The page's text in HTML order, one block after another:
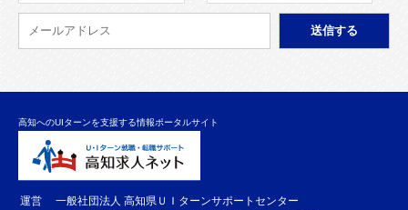
高知へのUIターンを支援する情報ポータルサイト
運営
一般社団法人 高知県ＵＩターンサポートセンター